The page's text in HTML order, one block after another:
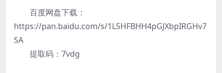
百度网盘下载：
https://pan.baidu.com/s/1L5HFBHH4pGJXbpIRGHv7
SA
提取码：7vdg